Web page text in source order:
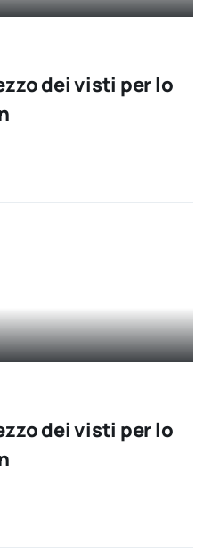
dei visti per lo
dei visti per lo